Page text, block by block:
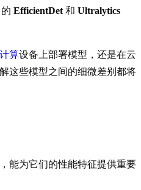
EfficientDet 和 Ultralytics
算设备上部署模型，还是在云
这些模型之间的细微差别都将
能为它们的性能特征提供重要